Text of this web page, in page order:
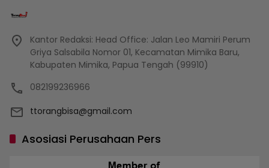
Kantor Redaksi: Head Office: Jalan Leo Mamiri Perum
Griya Salsabila Nomor 01, Kecamatan Mimika Baru,
Kabupaten Mimika, Papua Tengah (99910)
082199236966
ttorangbisa@gmail.com
Asosiasi Perusahaan Pers